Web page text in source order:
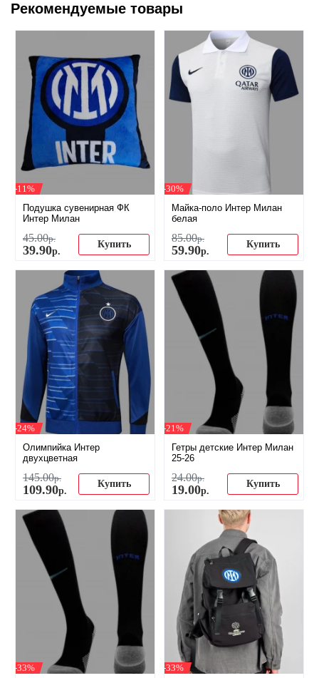
Рекомендуемые товары
-11%
Подушка сувенирная ФК
Интер Милан
45.00р.
39.90р.
Купить
-30%
Майка-поло Интер Милан
белая
85.00р.
59.90р.
Купить
-24%
Олимпийка Интер
двухцветная
145.00р.
109.90р.
Купить
-21%
Гетры детские Интер Милан
25-26
24.00р.
19.00р.
Купить
-33%
-33%